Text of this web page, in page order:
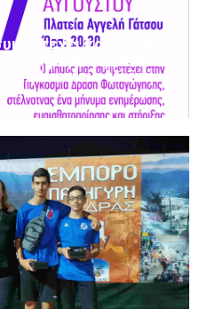
και φέτος
Ενημέρωσης και
τη Νωτιαία Μυϊκή